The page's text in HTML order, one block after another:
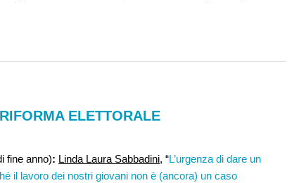
ELETTORALE
fine anno): Linda Laura Sabbadini, “L’urgenza di dare un
il lavoro dei nostri giovani non è (ancora) un caso